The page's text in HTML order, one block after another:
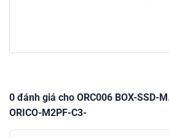
0 đánh giá cho ORC006 BOX-SSD-
ORICO-M2PF-C3-